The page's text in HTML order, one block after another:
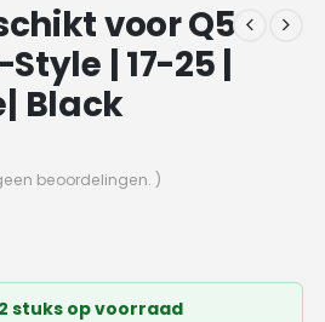
voor Q5
Style | 17-25 |
Black
beoordelingen. )
stuks op voorraad